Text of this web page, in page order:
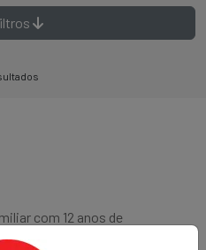
com 12 anos de
produtos orientais e naturais.